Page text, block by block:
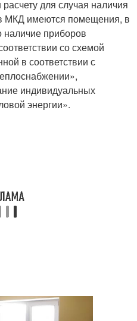
для случая наличия
МКД имеются помещения, в
наличие приборов
со схемой
в соответствии с
индивидуальных
энергии».